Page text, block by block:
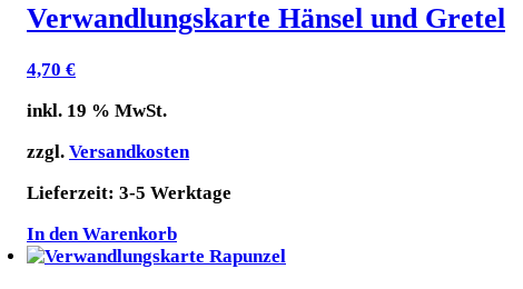
Verwandlungskarte Hänsel und Gretel
4,70 €
inkl. 19 % MwSt.
zzgl. Versandkosten
Lieferzeit: 3-5 Werktage
In den Warenkorb